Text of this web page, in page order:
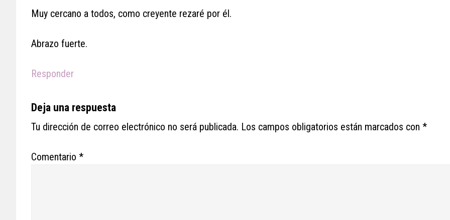
Muy cercano a todos, como creyente rezaré por él.
Abrazo fuerte.
Responder
Deja una respuesta
Tu dirección de correo electrónico no será publicada. Los campos obligatorios están marcados con *
Comentario *